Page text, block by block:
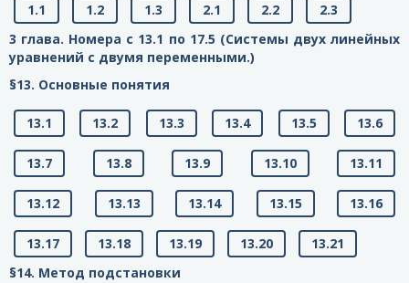
1.1 1.2 1.3 2.1 2.2
2.3
3 глава. Номера с 13.1 по 17.5 (Системы двух линейных
уравнений с двумя переменными.)
§13. Основные понятия
13.1 13.2 13.3 13.4 13.5 13.6
13.7 13.8 13.9 13.10 13.11
13.12 13.13 13.14 13.15 13.16
13.17 13.18 13.19 13.20
13.21
§14. Метод подстановки